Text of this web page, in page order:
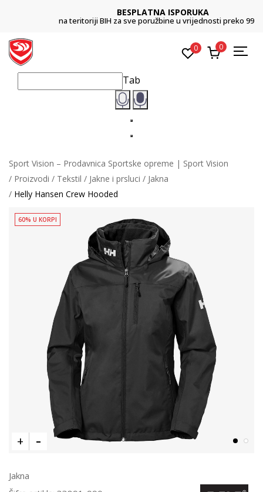
BESPLATNA ISPORUKA
na teritoriji BIH za sve poružbine u vrijednosti preko 99 KM
0 0
Tab
Sport Vision – Prodavnica Sportske opreme | Sport Vision
Proizvodi
Tekstil Jakne i prsluci
Jakna
Helly Hansen Crew Hooded
60% U KORPI
Jakna